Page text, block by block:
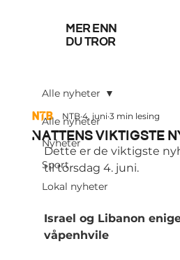
mer enn
du tror
Alle nyheter
Nyheter
Sport
Lokal nyheter
Alle nyheter
Nattens viktigste
NTB 4. juni 3 min lesing
Dette er de viktigste
til torsdag 4. juni.
Israel og Libanon
våpenhvile